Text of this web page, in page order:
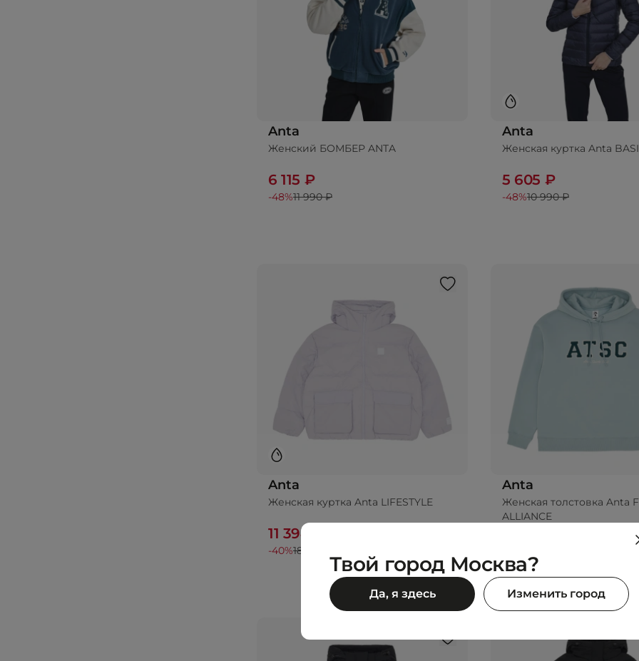
Anta
Женский БОМБЕР ANTA
6 115 ₽
-48%11 990 ₽
Anta
Женская куртка Anta
5 605 ₽
-48%10 990 ₽
Anta
Женская куртка Anta LIFESTYLE
11 394 ₽
-40%18 990 ₽
Anta
Женская толстовка Anta
ALLIANCE
Твой город Москва?
Да, я здесь Изменить город